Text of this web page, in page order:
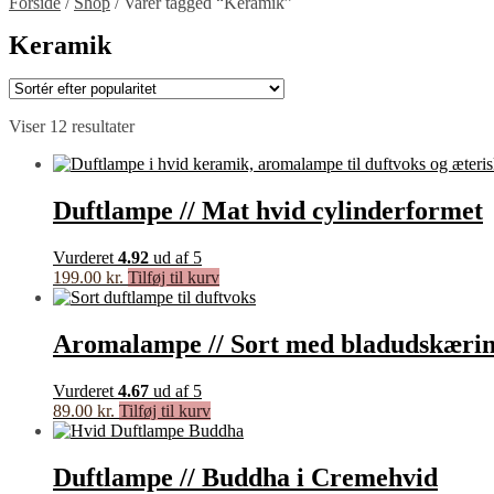
Keramik
Viser 12 resultaterSorteret
popularitet
Duftlampe // Mat hvid cylinderformet
Vurderet 4.92 ud af 5
199.00 kr. Tilføj til kurv
Aromalampe // Sort med
Vurderet 4.67 ud af 5
89.00 kr. Tilføj til kurv
Duftlampe // Buddha i Cremehvid